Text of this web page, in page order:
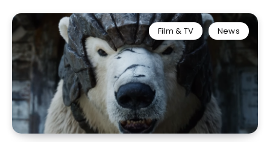
Film & TV News